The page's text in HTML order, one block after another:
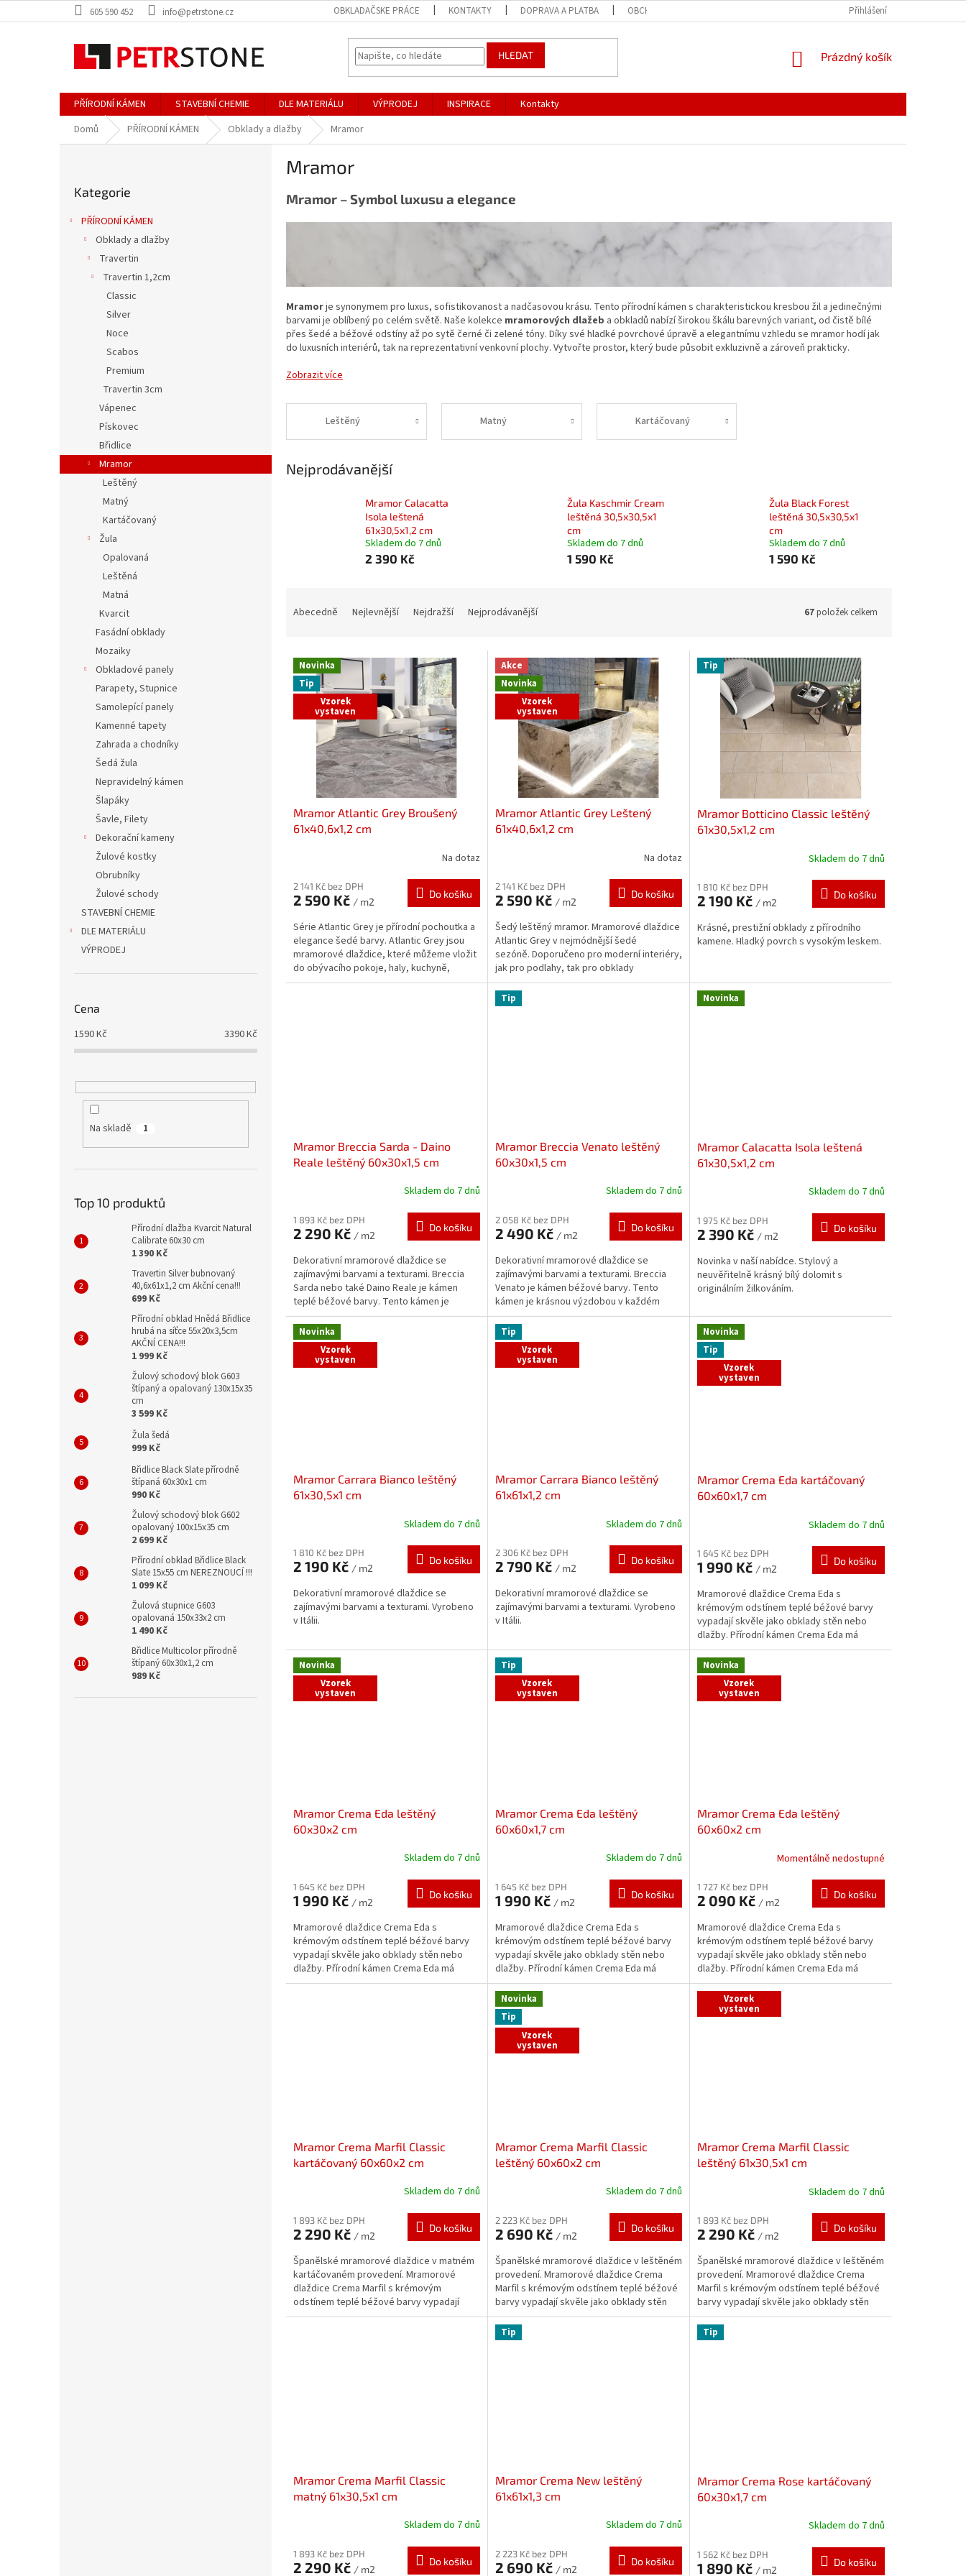
na
605 590 452 info@petrstone.cz OBKLADAČSKE PRÁCE KONTAKTY DOPRAVA A PLATBA OBCHODNÍ PODMÍNKY PODMÍNKY OCHRANY OSOBNÍCH ÚDAJŮ
Přihlášení
HLEDAT
NÁKUPNÍ
Prázdný košík
PŘÍRODNÍ KÁMEN STAVEBNÍ CHEMIE DLE MATERIÁLU VÝPRODEJ INSPIRACE
Kontakty
Domů
PŘÍRODNÍ KÁMEN Obklady a dlažby Mramor
kategorie
Kategorie
PŘÍRODNÍ KÁMEN
Obklady a dlažby
Travertin
Travertin 1,2cm
Classic
Silver
Noce
Scabos
Premium
Travertin 3cm
Vápenec
Pískovec
Břidlice
Mramor
Leštěný
Matný
Kartáčovaný
Žula
Opalovaná
Leštěná
Matná
Kvarcit
Fasádní obklady
Mozaiky
Obkladové panely
Parapety, Stupnice
Samolepící panely
Kamenné tapety
Zahrada a chodníky
Šedá žula
Nepravidelný kámen
Šlapáky
Šavle, Filety
Dekorační kameny
Žulové kostky
Obrubníky
Žulové schody
STAVEBNÍ CHEMIE
DLE MATERIÁLU
VÝPRODEJ
Cena
1590Kč 3390Kč
Na skladě 1
Top 10 produktů
Přírodní dlažba Kvarcit Natural
Calibrate 60x30 cm
1 390 Kč
Travertin Silver bubnovaný
40,6x61x1,2 cm Akční cena!!!
699 Kč
Přírodní obklad Hnědá Břidlice
hrubá na síťce 55x20x3,5cm
AKČNÍ CENA!!!
1 999 Kč
Žulový schodový blok G603
štípaný a opalovaný 130x15x35
cm
3 599 Kč
Žula šedá
999 Kč
Břidlice Black Slate přírodně
štípaná 60x30x1 cm
990 Kč
Žulový schodový blok G602
opalovaný 100x15x35 cm
2 699 Kč
Přírodní obklad Břidlice Black
Slate 15x55 cm NEREZNOUCÍ !!!
1 099 Kč
Žulová stupnice G603
opalovaná 150x33x2 cm
1 490 Kč
Břidlice Multicolor přírodně
štípaný 60x30x1,2 cm
989 Kč
Mramor
Mramor – Symbol luxusu a elegance
Mramorje synonymem pro luxus, sofistikovanost a nadčasovou krásu. Tento přírodní kámen s charakteristickou kresbou žil a jedinečnými
barvami je oblíbený po celém světě. Naše kolekce mramorových dlažeb a obkladů nabízí širokou škálu barevných variant, od čistě bílé
přes šedé a béžové odstíny až po sytě černé či zelené tóny. Díky své hladké povrchové úpravě a elegantnímu vzhledu se mramor hodí jak
do luxusních interiérů, tak na reprezentativní venkovní plochy. Vytvořte prostor, který bude působit exkluzivně a zároveň prakticky.
Zobrazit více
Leštěný Matný Kartáčovaný
Nejprodávanější
Mramor Calacatta
Isola leštená
61x30,5x1,2 cm
Skladem do 7 dnů
2 390 Kč
Žula Kaschmir Cream
leštěná 30,5x30,5x1
cm
Skladem do 7 dnů
1 590 Kč
Žula Black Forest
leštěná 30,5x30,5x1
cm
Skladem do 7 dnů
1 590 Kč
n
p
Abecedně Nejlevnější Nejdražší Nejprodávanější 67položek celkem
V
p
Novinka
Tip
Vzorek
vystaven
Mramor Atlantic Grey Broušený
61x40,6x1,2 cm
Na dotaz
2 141 Kč bez DPH
2 590 Kč / m2
Do košíku
Série Atlantic Grey je přírodní pochoutka a
elegance šedé barvy. Atlantic Grey jsou
mramorové dlaždice, které můžeme vložit
do obývacího pokoje, haly, kuchyně,
koupelny...
Akce
Novinka
Vzorek
vystaven
Mramor Atlantic Grey Leštený
61x40,6x1,2 cm
Na dotaz
2 141 Kč bez DPH
2 590 Kč / m2
Do košíku
Šedý leštěný mramor. Mramorové dlaždice
Atlantic Grey v nejmódnější šedé
sezóně. Doporučeno pro moderní interiéry,
jak pro podlahy, tak pro obklady
stěn. Ideální...
Tip
Mramor Botticino Classic leštěný
61x30,5x1,2 cm
Skladem do 7 dnů
1 810 Kč bez DPH
2 190 Kč / m2
Do košíku
Krásné, prestižní obklady z přírodního
kamene. Hladký povrch s vysokým leskem.
Mramor Breccia Sarda - Daino
Reale leštěný 60x30x1,5 cm
Skladem do 7 dnů
1 893 Kč bez DPH
2 290 Kč / m2
Do košíku
Dekorativní mramorové dlaždice se
zajímavými barvami a texturami. Breccia
Sarda nebo také Daino Reale je kámen
teplé béžové barvy. Tento kámen je
krásnou výzdobou...
Tip
Mramor Breccia Venato leštěný
60x30x1,5 cm
Skladem do 7 dnů
2 058 Kč bez DPH
2 490 Kč / m2
Do košíku
Dekorativní mramorové dlaždice se
zajímavými barvami a texturami. Breccia
Venato je kámen béžové barvy. Tento
kámen je krásnou výzdobou v každém
interiéru. Místo...
Novinka
Mramor Calacatta Isola leštená
61x30,5x1,2 cm
Skladem do 7 dnů
1 975 Kč bez DPH
2 390 Kč / m2
Do košíku
Novinka v naší nabídce. Stylový a
neuvěřitelně krásný bílý dolomit s
originálním žilkováním.
Novinka
Vzorek
vystaven
Mramor Carrara Bianco leštěný
61x30,5x1 cm
Skladem do 7 dnů
1 810 Kč bez DPH
2 190 Kč / m2
Do košíku
Dekorativní mramorové dlaždice se
zajímavými barvami a texturami. Vyrobeno
v Itálii.
Tip
Vzorek
vystaven
Mramor Carrara Bianco leštěný
61x61x1,2 cm
Skladem do 7 dnů
2 306 Kč bez DPH
2 790 Kč / m2
Do košíku
Dekorativní mramorové dlaždice se
zajímavými barvami a texturami. Vyrobeno
v Itálii.
Novinka
Tip
Vzorek
vystaven
Mramor Crema Eda kartáčovaný
60x60x1,7 cm
Skladem do 7 dnů
1 645 Kč bez DPH
1 990 Kč / m2
Do košíku
Mramorové dlaždice Crema Eda s
krémovým odstínem teplé béžové barvy
vypadají skvěle jako obklady stěn nebo
dlažby. Přírodní kámen Crema Eda má
charakteristické rysy...
Novinka
Vzorek
vystaven
Mramor Crema Eda leštěný
60x30x2 cm
Skladem do 7 dnů
1 645 Kč bez DPH
1 990 Kč / m2
Do košíku
Mramorové dlaždice Crema Eda s
krémovým odstínem teplé béžové barvy
vypadají skvěle jako obklady stěn nebo
dlažby. Přírodní kámen Crema Eda má
charakteristické rysy...
Tip
Vzorek
vystaven
Mramor Crema Eda leštěný
60x60x1,7 cm
Skladem do 7 dnů
1 645 Kč bez DPH
1 990 Kč / m2
Do košíku
Mramorové dlaždice Crema Eda s
krémovým odstínem teplé béžové barvy
vypadají skvěle jako obklady stěn nebo
dlažby. Přírodní kámen Crema Eda má
charakteristické rysy mramoru,...
Novinka
Vzorek
vystaven
Mramor Crema Eda leštěný
60x60x2 cm
Momentálně nedostupné
1 727 Kč bez DPH
2 090 Kč / m2
Do košíku
Mramorové dlaždice Crema Eda s
krémovým odstínem teplé béžové barvy
vypadají skvěle jako obklady stěn nebo
dlažby. Přírodní kámen Crema Eda má
charakteristické rysy...
Mramor Crema Marfil Classic
kartáčovaný 60x60x2 cm
Skladem do 7 dnů
1 893 Kč bez DPH
2 290 Kč / m2
Do košíku
Španělské mramorové dlaždice v matném
kartáčovaném provedení. Mramorové
dlaždice Crema Marfil s krémovým
odstínem teplé béžové barvy vypadají
skvěle jako obklady stěn nebo...
Novinka
Tip
Vzorek
vystaven
Mramor Crema Marfil Classic
leštěný 60x60x2 cm
Skladem do 7 dnů
2 223 Kč bez DPH
2 690 Kč / m2
Do košíku
Španělské mramorové dlaždice v leštěném
provedení. Mramorové dlaždice Crema
Marfil s krémovým odstínem teplé béžové
barvy vypadají skvěle jako obklady stěn
nebo...
Vzorek
vystaven
Mramor Crema Marfil Classic
leštěný 61x30,5x1 cm
Skladem do 7 dnů
1 893 Kč bez DPH
2 290 Kč / m2
Do košíku
Španělské mramorové dlaždice v leštěném
provedení. Mramorové dlaždice Crema
Marfil s krémovým odstínem teplé béžové
barvy vypadají skvěle jako obklady stěn
nebo...
Mramor Crema Marfil Classic
matný 61x30,5x1 cm
Skladem do 7 dnů
1 893 Kč bez DPH
2 290 Kč / m2
Do košíku
Tip
Mramor Crema New leštěný
61x61x1,3 cm
Skladem do 7 dnů
2 223 Kč bez DPH
2 690 Kč / m2
Do košíku
Tip
Mramor Crema Rose kartáčovaný
60x30x1,7 cm
Skladem do 7 dnů
1 562 Kč bez DPH
1 890 Kč / m2
Do košíku